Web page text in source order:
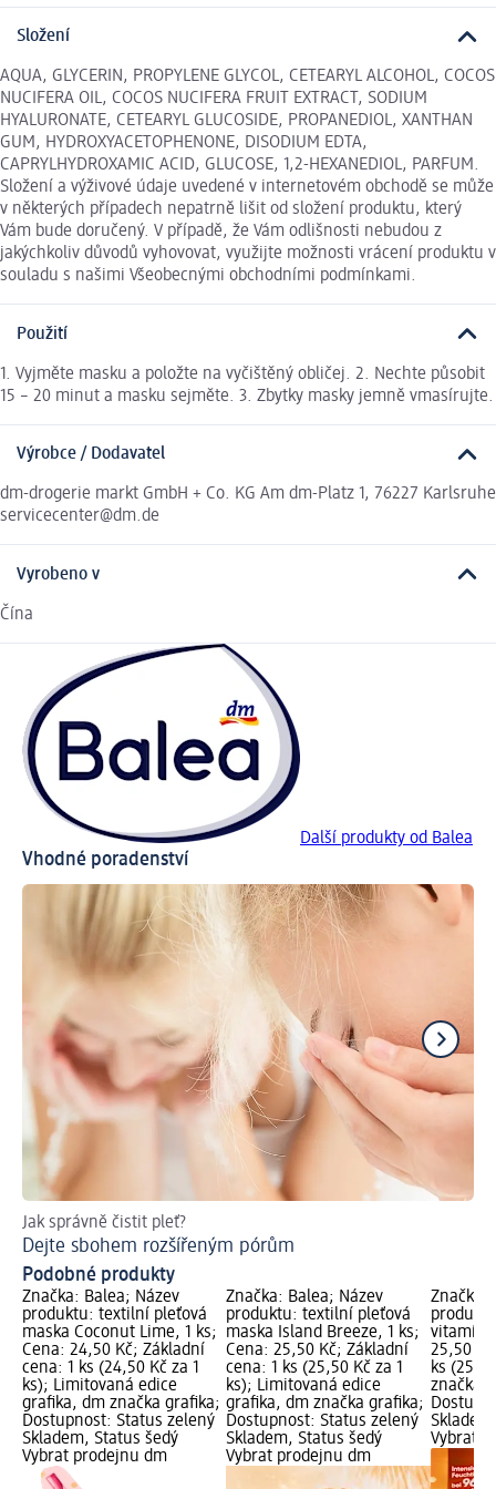
Složení
AQUA, GLYCERIN, PROPYLENE GLYCOL, CETEARYL ALCOHOL, COCOS
NUCIFERA OIL, COCOS NUCIFERA FRUIT EXTRACT, SODIUM
HYALURONATE, CETEARYL GLUCOSIDE, PROPANEDIOL, XANTHAN
GUM, HYDROXYACETOPHENONE, DISODIUM EDTA,
CAPRYLHYDROXAMIC ACID, GLUCOSE, 1,2-HEXANEDIOL, PARFUM.
Složení a výživové údaje uvedené v internetovém obchodě se může
v některých případech nepatrně lišit od složení produktu, který
Vám bude doručený. V případě, že Vám odlišnosti nebudou z
jakýchkoliv důvodů vyhovovat, využijte možnosti vrácení produktu v
souladu s našimi Všeobecnými obchodními podmínkami.
Použití
1. Vyjměte masku a položte na vyčištěný obličej. 2. Nechte působit
15 – 20 minut a masku sejměte. 3. Zbytky masky jemně vmasírujte.
Výrobce / Dodavatel
dm-drogerie markt GmbH + Co. KG Am dm-Platz 1, 76227 Karlsruhe
servicecenter@dm.de
Vyrobeno v
Čína
Další produkty od Balea
Vhodné poradenství
Jak správně čistit pleť?
Dejte sbohem rozšířeným pórům
Podobné produkty
Značka: Balea; Název
produktu: textilní pleťová
maska Coconut Lime, 1 ks;
Cena: 24,50 Kč; Základní
cena: 1 ks (24,50 Kč za 1
ks); Limitovaná edice
grafika, dm značka grafika;
Dostupnost: Status zelený
Skladem, Status šedý
Vybrat prodejnu dm
Značka: Balea; Název
produktu: textilní pleťová
maska Island Breeze, 1 ks;
Cena: 25,50 Kč; Základní
cena: 1 ks (25,50 Kč za 1
ks); Limitovaná edice
grafika, dm značka grafika;
Dostupnost: Status zelený
Skladem, Status šedý
Vybrat prodejnu dm
Značka:
25,50
ks
značka
Vybrat